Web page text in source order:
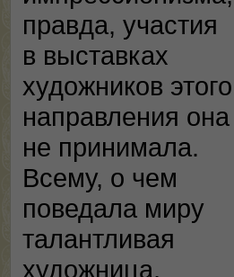
правда, участия
в выставках
художников этого
направления она
не принимала.
Всему, о чем
поведала миру
талантливая
художница,